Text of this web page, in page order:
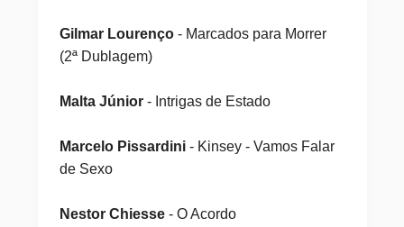
Gilmar Lourenço- Marcados para Morrer
(2ª Dublagem)
Malta Júnior- Intrigas de Estado
Marcelo Pissardini- Kinsey - Vamos Falar
de Sexo
Nestor Chiesse- O Acordo